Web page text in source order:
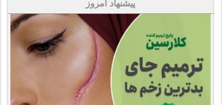
پیشنهاد امروز